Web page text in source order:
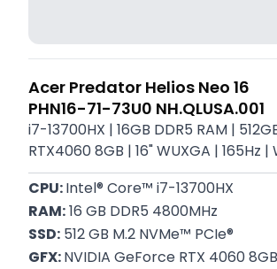
Acer Predator Helios Neo 16
PHN16-71-73U0 NH.QLUSA.001
i7-13700HX | 16GB DDR5 RAM |
RTX4060 8GB | 16" WUXGA | 165Hz |
CPU: Intel® Core™ i7-13700HX
RAM: 16 GB DDR5 4800MHz
SSD: 512 GB M.2 NVMe™ PCIe®
GFX: NVIDIA GeForce RTX 4060 8GB